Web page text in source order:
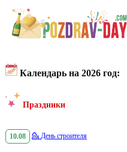
Календарь на 2026 год:
Праздники
10.08 💁 День строителя